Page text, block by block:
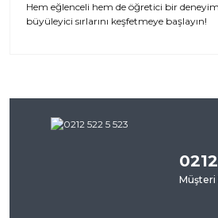
Hem eğlenceli hem de öğretici bir
büyüleyici sırlarını keşfetmeye başlayın!
Görüş ve önerileriniz için teşekkür
Ürün resmi kalitesiz, bozuk veya
Ürün açıklamasında eksik bilgiler